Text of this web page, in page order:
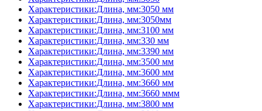
Характеристики:Длина, мм:3050 мм
Характеристики:Длина, мм:3050мм
Характеристики:Длина, мм:3100 мм
Характеристики:Длина, мм:330 мм
Характеристики:Длина, мм:3390 мм
Характеристики:Длина, мм:3500 мм
Характеристики:Длина, мм:3600 мм
Характеристики:Длина, мм:3660 мм
Характеристики:Длина, мм:3660 ммм
Характеристики:Длина, мм:3800 мм